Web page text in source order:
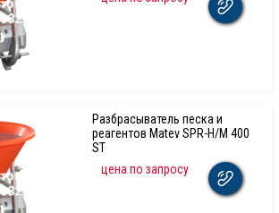
Разбрасыватель песка и
реагентов Matev SPR-H/M 400
ST
цена по запросу